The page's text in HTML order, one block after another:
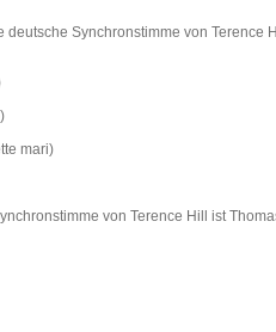
Synchronstimme von Terence
mari)
von Terence Hill ist